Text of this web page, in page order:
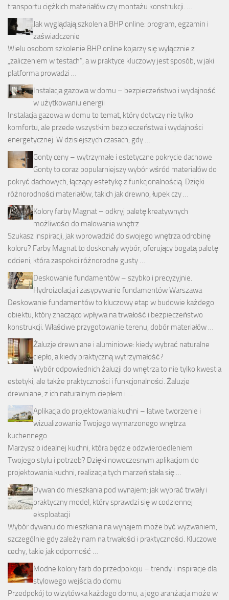
transportu ciężkich materiałów czy montażu konstrukcji. …
Jak wyglądają szkolenia BHP online: program, egzamin i
zaświadczenie
Wielu osobom szkolenie BHP online kojarzy się wyłącznie z
„zaliczeniem w testach”, a w praktyce kluczowy jest sposób, w jaki
platforma prowadzi …
Instalacja gazowa w domu – bezpieczeństwo i wydajność
w użytkowaniu energii
Instalacja gazowa w domu to temat, który dotyczy nie tylko
komfortu, ale przede wszystkim bezpieczeństwa i wydajności
energetycznej. W dzisiejszych czasach, gdy …
Gonty ceny – wytrzymałe i estetyczne pokrycie dachowe
Gonty to coraz popularniejszy wybór wśród materiałów do
pokryć dachowych, łączący estetykę z funkcjonalnością. Dzięki
różnorodności materiałów, takich jak drewno, łupek czy …
Kolory farby Magnat – odkryj paletę kreatywnych
możliwości do malowania wnętrz
Szukasz inspiracji, jak wprowadzić do swojego wnętrza odrobinę
koloru? Farby Magnat to doskonały wybór, oferujący bogatą paletę
odcieni, która zaspokoi różnorodne gusty …
Deskowanie fundamentów – szybko i precyzyjnie.
Hydroizolacja i zasypywanie fundamentów Warszawa
Deskowanie fundamentów to kluczowy etap w budowie każdego
obiektu, który znacząco wpływa na trwałość i bezpieczeństwo
konstrukcji. Właściwe przygotowanie terenu, dobór materiałów …
Żaluzje drewniane i aluminiowe: kiedy wybrać naturalne
ciepło, a kiedy praktyczną wytrzymałość?
Wybór odpowiednich żaluzji do wnętrza to nie tylko kwestia
estetyki, ale także praktyczności i funkcjonalności. Żaluzje
drewniane, z ich naturalnym ciepłem i …
Aplikacja do projektowania kuchni – łatwe tworzenie i
wizualizowanie Twojego wymarzonego wnętrza
kuchennego
Marzysz o idealnej kuchni, która będzie odzwierciedleniem
Twojego stylu i potrzeb? Dzięki nowoczesnym aplikacjom do
projektowania kuchni, realizacja tych marzeń stała się …
Dywan do mieszkania pod wynajem: jak wybrać trwały i
praktyczny model, który sprawdzi się w codziennej
eksploatacji
Wybór dywanu do mieszkania na wynajem może być wyzwaniem,
szczególnie gdy zależy nam na trwałości i praktyczności. Kluczowe
cechy, takie jak odporność …
Modne kolory farb do przedpokoju – trendy i inspiracje dla
stylowego wejścia do domu
Przedpokój to wizytówka każdego domu, a jego aranżacja może w